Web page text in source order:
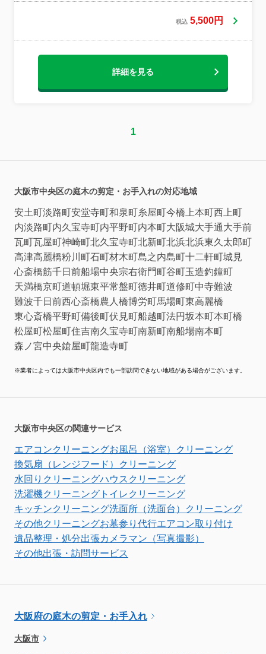
は、無料で追加対応いたします。◇お客様
まずはお気軽にご相談ください！
税込 5,500円
詳細を見る
1
大阪市中央区の庭木の剪定・お手入れの対応地域
安土町淡路町安堂寺町和泉町糸屋町今橋 上本町西 上町
内淡路町内久宝寺町内平野町内本町大阪城大手通大手前
瓦町瓦屋町神崎町北久宝寺町北新町北浜北浜東久太郎町
高津高麗橋粉川町石町材木町島之内島町十二軒町城見
心斎橋筋千日前船場中央宗右衛門町谷町玉造釣鐘町
天満橋京町道頓堀東平常盤町徳井町道修町中寺難波
難波千日前西心斎橋農人橋博労町馬場町東高麗橋
東心斎橋平野町備後町伏見町船越町法円坂本町本町橋
松屋町松屋町住吉南久宝寺町南新町南船場南本町
森ノ宮中央鎗屋町龍造寺町
※業者によっては大阪市中央区内でも一部訪問できない地域がある場合がございます。
大阪市中央区の関連サービス
エアコンクリーニングお風呂（浴室）クリーニング
換気扇（レンジフード）クリーニング
水回りクリーニングハウスクリーニング
洗濯機クリーニング トイレクリーニング
キッチンクリーニング洗面所（洗面台）クリーニング
その他クリーニングお墓参り代行エアコン取り付け
遺品整理・処分出張カメラマン（写真撮影）
その他出張・訪問サービス
大阪府の庭木の剪定・お手入れ
大阪市